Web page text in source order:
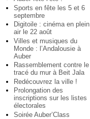
Sports en fête les 5 et 6
septembre
Digitoile : cinéma en plein
air le 22 août
Villes et musiques du
Monde : l’Andalousie à
Auber
Rassemblement contre le
tracé du mur à Beit Jala
Redécouvrez la ville !
Prolongation des
inscriptions sur les listes
électorales
Soirée Auber’Class